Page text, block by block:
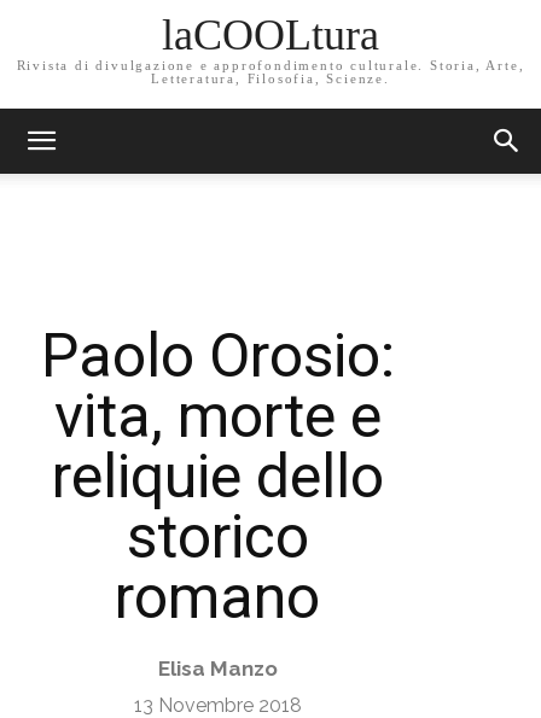
laCOOLtura
Rivista di divulgazione e approfondimento culturale. Storia, Arte,
Letteratura, Filosofia, Scienze.
Paolo Orosio:
vita, morte e
reliquie dello
storico
romano
Elisa Manzo
13 Novembre 2018